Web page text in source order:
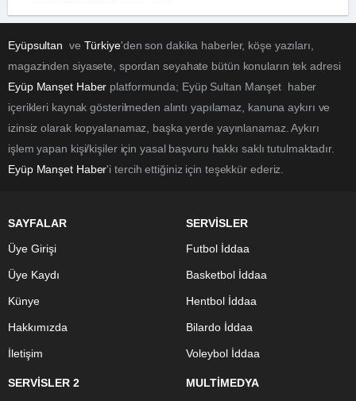
Eyüpsultan ve Türkiye'den son dakika haberler, köşe yazıları,
magazinden siyasete, spordan seyahate bütün konuların tek adresi
Eyüp Manşet Haber platformunda; Eyüp Sultan Manşet haber
içerikleri kaynak gösterilmeden alıntı yapılamaz, kanuna aykırı ve
izinsiz olarak kopyalanamaz, başka yerde yayınlanamaz. Aykırı
işlem yapan kişi/kişiler için yasal başvuru hakkı saklı tutulmaktadır.
Eyüp Manşet Haber'i tercih ettiğiniz için teşekkür ederiz.
SAYFALAR
Üye Girişi
Üye Kaydı
Künye
Hakkımızda
İletişim
SERVİSLER
Futbol İddaa
Basketbol İddaa
Hentbol İddaa
Bilardo İddaa
Voleybol İddaa
SERVİSLER 2
MULTİMEDYA